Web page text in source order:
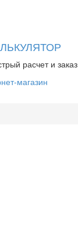
расчет и заказ
магазин